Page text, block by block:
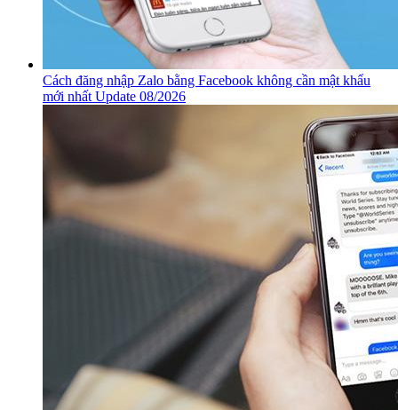
Cách đăng nhập Zalo bằng Facebook không cần mật khẩu
mới nhất Update 08/2026